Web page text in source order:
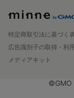
特定商取引法に基づく
広告識別子の取得・利用
メディアキット
©GMO